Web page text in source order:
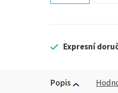
Expresní
Popis